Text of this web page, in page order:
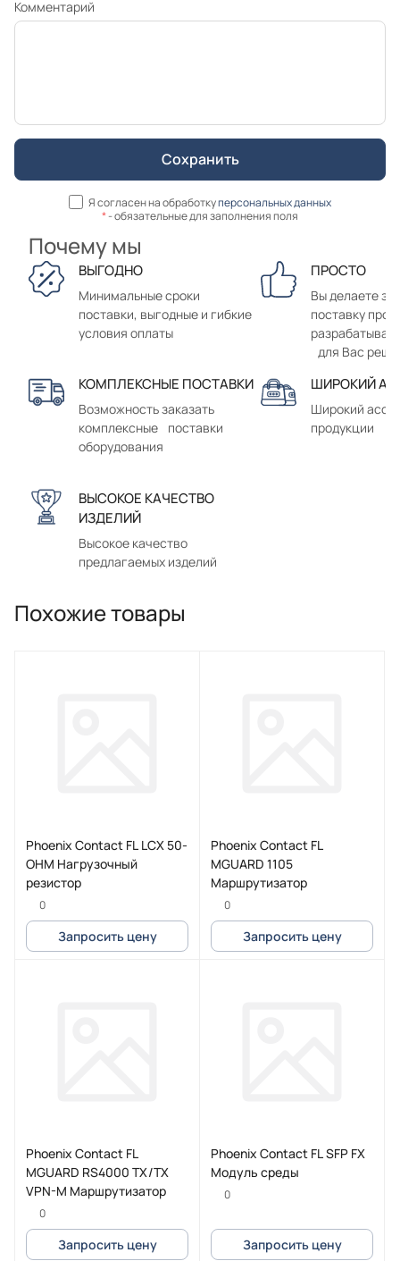
Комментарий
Я согласен на обработкуперсональных данных
*- обязательные для заполнения поля
Почему мы
ВЫГОДНО
Минимальные сроки
поставки, выгодные и гибкие
условия оплаты
ПРОСТО
Вы делаете
поставку
для Вас
КОМПЛЕКСНЫЕ ПОСТАВКИ
Возможность заказать
комплексные поставки
оборудования
ШИРОКИЙ
Широкий
продукции
ВЫСОКОЕ КАЧЕСТВО
ИЗДЕЛИЙ
Высокое качество
предлагаемых изделий
Похожие товары
Phoenix Contact FL LCX 50-
OHM Нагрузочный
резистор
0
Запросить цену
Phoenix Contact FL
MGUARD 1105
Маршрутизатор
0
Запросить цену
Phoenix Contact FL
MGUARD RS4000 TX/TX
VPN-M Маршрутизатор
0
Запросить цену
Phoenix Contact FL SFP FX
Модуль среды
0
Запросить цену